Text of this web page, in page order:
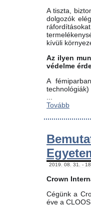
A tiszta,
dolgozók
kívüli
Az ilyen
védelme
A
technológiák)
Tovább
2019. 08. 31. -
Crown
Cégünk a
éve a